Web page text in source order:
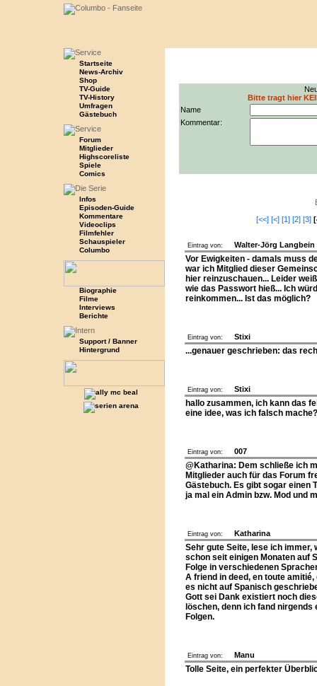
Startseite
News-Archiv
Shop
TV-Guide
TV-History
Umfragen
Gästebuch
Forum
Mitglieder
Highscoreliste
Spiele
Comics
Infos
Episoden-Guide
Kommentare
Videoclips
Filmfehler
Schauspieler
Columbo
Biographie
Filme
Interviews
Berichte
Support / Banner
Hintergrund
Bitte tragt hier
Name
Kommentar:
[<<] [<] [1] [2] [3]
Eintrag von: Walter-Jörg Langbein
Vor Ewigkeiten - damals muss
war ich Mitglied dieser
hier reinzuschauen... Leider
wie das Passwort hieß... Ich
reinkommen... Ist das möglich?
Eintrag von: Stixi
...genauer geschrieben: das
Eintrag von: Stixi
hallo zusammen, ich kann das
eine idee, was ich falsch
Eintrag von: 007
@Katharina: Dem schließe ich
Mitglieder auch für das Forum
Gästebuch. Es gibt sogar einen
ja mal ein Admin bzw. Mod und
Eintrag von: Katharina
Sehr gute Seite, lese ich immer,
schon seit einigen Monaten auf
Folge in verschiedenen
A friend in deed, en toute
es nicht auf Spanisch
Gott sei Dank existiert noch
löschen, denn ich fand
Folgen.
Eintrag von: Manu
Tolle Seite, ein perfekter